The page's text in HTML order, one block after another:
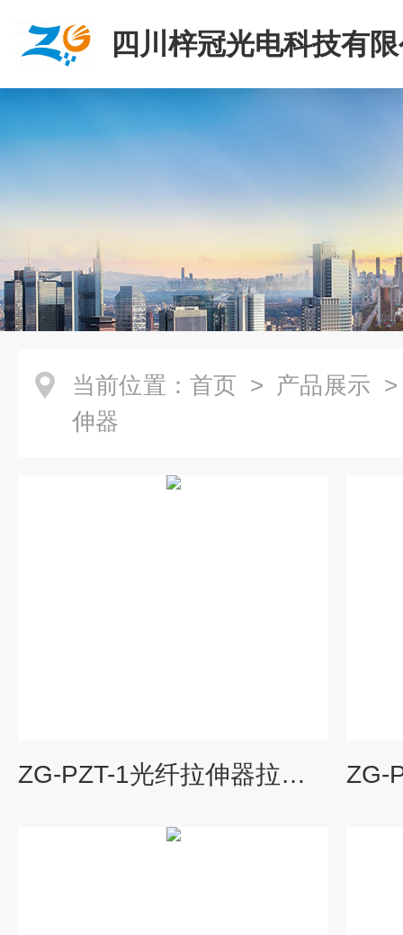
四川梓冠光电科技有
当前位置： 首页 > 产品展示
伸器
ZG-PZT-1光纤拉伸器拉伸范围6um